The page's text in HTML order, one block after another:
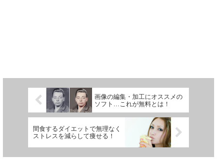
画像の編集・加工にオススメの
ソフト…これが無料とは！
間食するダイエットで無理なく
ストレスを減らして痩せる！